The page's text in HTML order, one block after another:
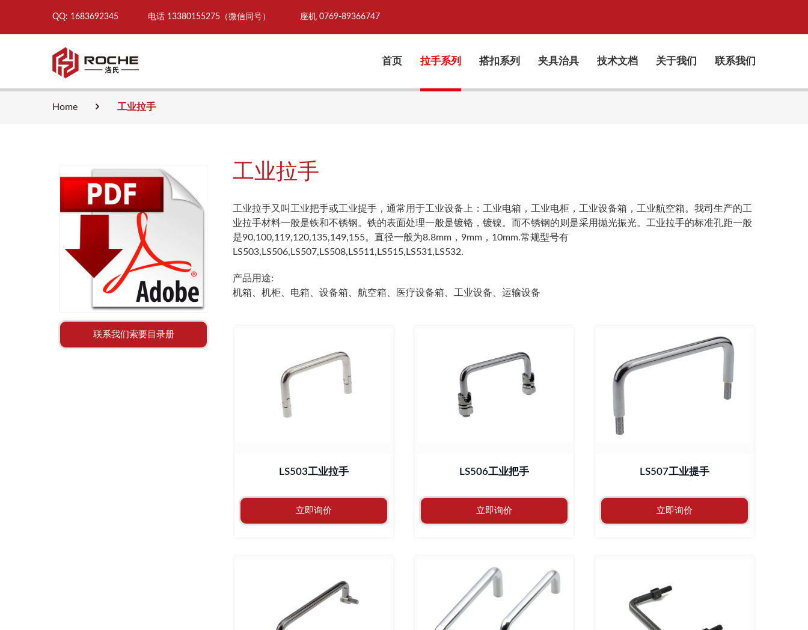
QQ: 1683692345 电话 13380155275（微信同号） 座机 0769-89366747
首页 拉手系列 搭扣系列 夹具治具 技术文档 关于我们 联系我们
Home 工业拉手
联系我们索要目录册
工业拉手
工业拉手又叫工业把手或工业提手，通常用于工业设备上：工业电箱，工业电柜，工业设备箱，工业航空箱。我司生产的工
业拉手材料一般是铁和不锈钢。铁的表面处理一般是镀铬，镀镍。而不锈钢的则是采用抛光振光。工业拉手的标准孔距一般
是90,100,119,120,135,149,155。直径一般为8.8mm，9mm，10mm.常规型号有
LS503,LS506,LS507,LS508,LS511,LS515,LS531,LS532.
产品用途:
机箱、机柜、电箱、设备箱、航空箱、医疗设备箱、工业设备、运输设备
LS503工业拉手
立即询价
LS506工业把手
立即询价
LS507工业提手
立即询价